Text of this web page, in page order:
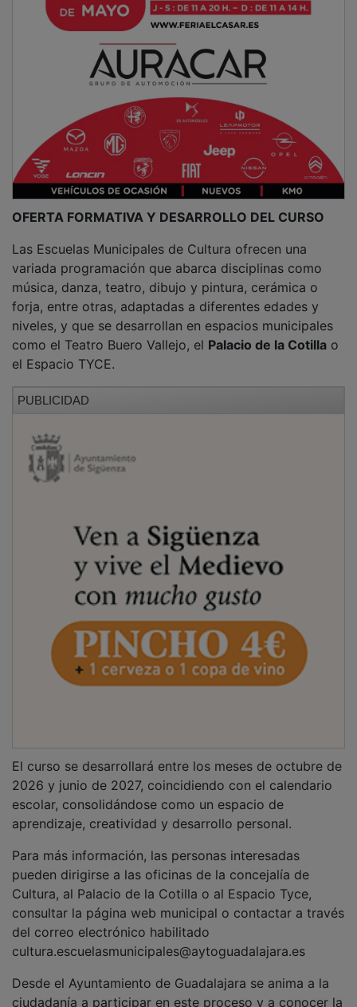
variada programación que abarca disciplinas como
música, danza, teatro, dibujo y pintura, cerámica o
forja, entre otras, adaptadas a diferentes edades y
niveles, y que se desarrollan en espacios municipales
como el Teatro Buero Vallejo, elPalacio de la Cotillao
el Espacio TYCE.
2026 y junio de 2027, coincidiendo con el calendario
escolar, consolidándose como un espacio de
aprendizaje, creatividad y desarrollo personal.
pueden dirigirse a las oficinas de la concejalía de
Cultura, al Palacio de la Cotilla o al Espacio Tyce,
consultar la página web municipal o contactar a través
del correo electrónico habilitado
cultura.escuelasmunicipales@aytoguadalajara.es
ciudadanía a participar en este proceso y a conocer la